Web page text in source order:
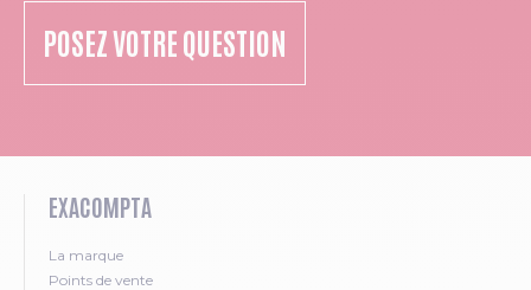
POSEZ VOTRE QUESTION
EXACOMPTA
La marque
Points de vente